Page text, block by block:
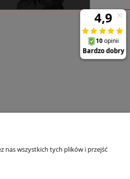
nas wszystkich tych plików i przejść